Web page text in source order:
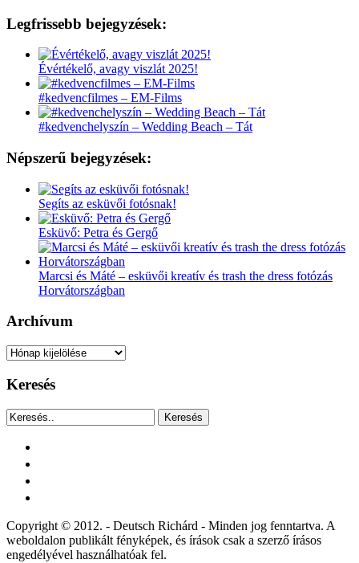
Legfrissebb bejegyzések:
Évértékelő, avagy viszlát 2025!
#kedvencfilmes – EM-Films
#kedvenchelyszín – Wedding Beach – Tát
Népszerű bejegyzések:
Segíts az esküvői fotósnak!
Esküvő: Petra és Gergő
Marcsi és Máté – esküvői kreatív és trash the dress fotózás
Horvátországban
Archívum
Archívum
Keresés
Keresés
Copyright © 2012. - Deutsch Richárd - Minden jog fenntartva. A
weboldalon publikált fényképek, és írások csak a szerző írásos
engedélyével használhatóak fel.